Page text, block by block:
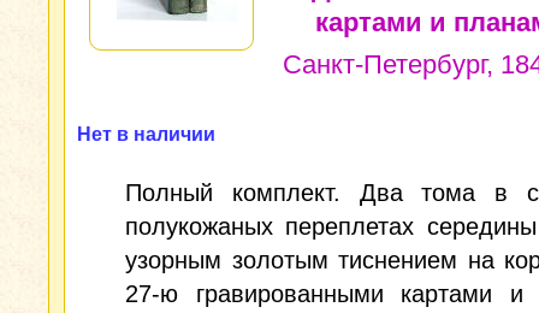
картами и
Санкт-Петербург,
Нет в наличии
Полный комплект. Два тома в
полукожаных переплетах
узорным золотым тиснением на
27-ю гравированными картами и